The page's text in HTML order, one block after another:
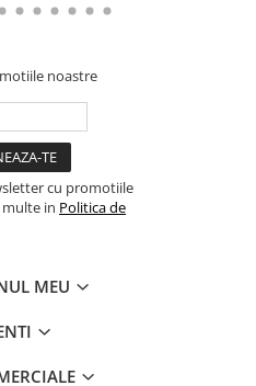
noastre
cu promotiile
in Politica de
MEU